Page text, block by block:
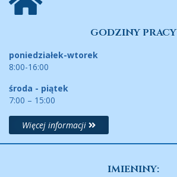
GODZINY PRACY
poniedziałek-wtorek
8:00-16:00
środa - piątek
7:00 – 15:00
Więcej informacji
IMIENINY: